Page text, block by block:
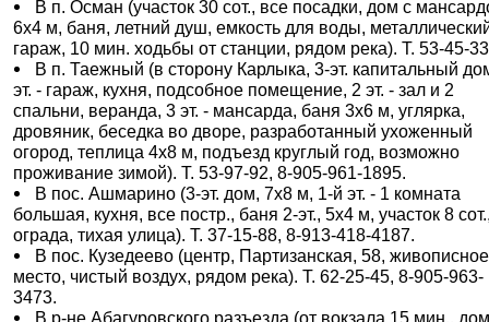
В п. Осман (участок 30 сот., все посадки, дом с
6х4 м, баня, летний душ, емкость для воды,
гараж, 10 мин. ходьбы от станции, рядом река). Т. 53-45-
В п. Таежный (в сторону Карлыка, 3-эт. капитальный
эт. - гараж, кухня, подсобное помещение, 2 эт. - зал и 2
спальни, веранда, 3 эт. - мансарда, баня 3х6 м, углярка,
дровяник, беседка во дворе, разработанный ухоженный
огород, теплица 4х8 м, подъезд круглый год, возможно
проживание зимой). Т. 53-97-92, 8-905-961-1895.
В пос. Ашмарино (3-эт. дом, 7х8 м, 1-й эт. - 1 комната
большая, кухня, все постр., баня 2-эт., 5х4 м, участок 8
ограда, тихая улица). Т. 37-15-88, 8-913-418-4187.
В пос. Кузедеево (центр, Партизанская, 58, живописное
место, чистый воздух, рядом река). Т. 62-25-45, 8-905-963-
3473.
В р-не Абагуровского разъезда (от вокзала 15 мин.,